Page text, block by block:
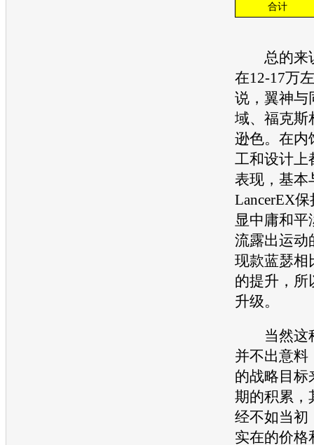
合计
总的来
在12-17万
说，翼神与
域、 福克斯
逊色。在内
工和设计上
表现，基本
LancerEX保
显中庸和平
流露出运动
现款蓝瑟相
的提升，所
升级。
当然这
并不出意料
的战略目标
期的积累，
经不如当初
实在的价格